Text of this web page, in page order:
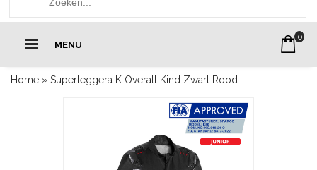
MENU
0
Home » Superleggera K Overall Kind Zwart Rood